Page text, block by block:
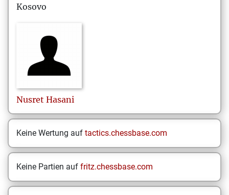
Kosovo
Nusret Hasani
Keine Wertung auf tactics.chessbase.com
Keine Partien auf fritz.chessbase.com